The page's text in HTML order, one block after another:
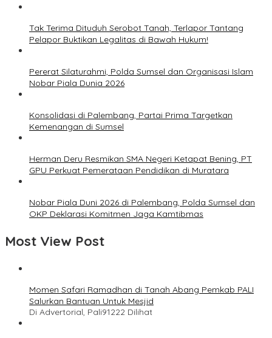
Tak Terima Dituduh Serobot Tanah, Terlapor Tantang
Pelapor Buktikan Legalitas di Bawah Hukum!
Pererat Silaturahmi, Polda Sumsel dan Organisasi Islam
Nobar Piala Dunia 2026
Konsolidasi di Palembang, Partai Prima Targetkan
Kemenangan di Sumsel
Herman Deru Resmikan SMA Negeri Ketapat Bening, PT
GPU Perkuat Pemerataan Pendidikan di Muratara
Nobar Piala Duni 2026 di Palembang, Polda Sumsel dan
OKP Deklarasi Komitmen Jaga Kamtibmas
Most View Post
Momen Safari Ramadhan di Tanah Abang Pemkab PALI
Salurkan Bantuan Untuk Mesjid
Di Advertorial, Pali91222 Dilihat